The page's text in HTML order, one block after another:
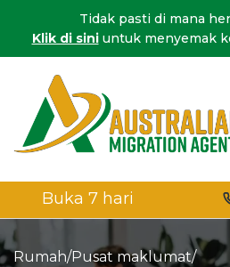
Tidak pasti di mana
Klik di siniuntuk menyemak
Buka 7 hari
Rumah/Pusat maklumat/